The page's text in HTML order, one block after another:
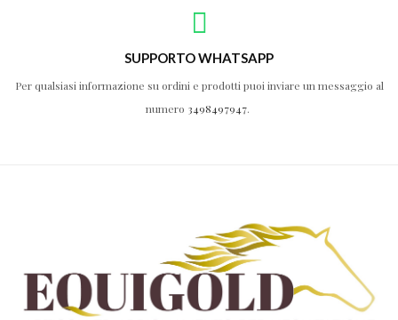
SUPPORTO WHATSAPP
Per qualsiasi informazione su ordini e prodotti puoi inviare un messaggio al
numero 3498497947.